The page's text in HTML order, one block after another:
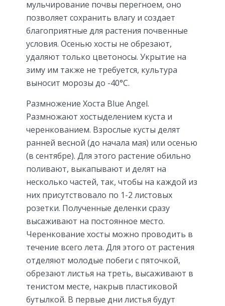
мульчирование почвы перегноем, оно
позволяет сохранить влагу и создает
благоприятные для растения почвенные
условия. Осенью хосты не обрезают,
удаляют только цветоносы. Укрытие на
зиму им также не требуется, культура
выносит морозы до -40°C.
Размножение Хоста Blue Angel.
Размножают хостыделением куста и
черенкованием. Взрослые кусты делят
ранней весной (до начала мая) или осенью
(в сентябре). Для этого растение обильно
поливают, выкапывают и делят на
несколько частей, так, чтобы на каждой из
них присутствовало по 1-2 листовых
розетки. Полученные деленки сразу
высаживают на постоянное место.
Черенкование хосты можно проводить в
течение всего лета. Для этого от растения
отделяют молодые побеги с пяточкой,
обрезают листья на треть, высаживают в
тенистом месте, накрыв пластиковой
бутылкой. В первые дни листья будут